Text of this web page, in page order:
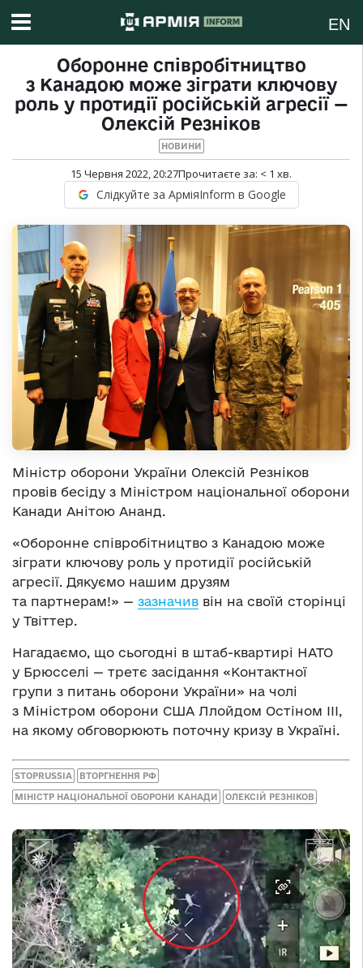
EN
Оборонне співробітництво
з Канадою може зіграти ключову
роль у протидії російській агресії —
Олексій Резніков
НОВИНИ
15 Червня 2022, 20:27Прочитаєте за: < 1 хв.
Слідкуйте за АрміяInform в Google
Міністр оборони України Олексій Резніков
провів бесіду з Міністром національної оборони
Канади Анітою Ананд.
«Оборонне співробітництво з Канадою може
зіграти ключову роль у протидії російській
агресії. Дякуємо нашим друзям
та партнерам!» — зазначив він на своїй сторінці
у Твіттер.
Нагадаємо, що сьогодні в штаб-квартирі НАТО
у Брюсселі — третє засідання «Контактної
групи з питань оборони України» на чолі
з Міністром оборони США Ллойдом Остіном ІІІ,
на якому обговорюють поточну кризу в Україні.
STOPRUSSIA ВТОРГНЕННЯ РФ
МІНІСТР НАЦІОНАЛЬНОЇ ОБОРОНИ КАНАДИ ОЛЕКСІЙ РЕЗНІКОВ